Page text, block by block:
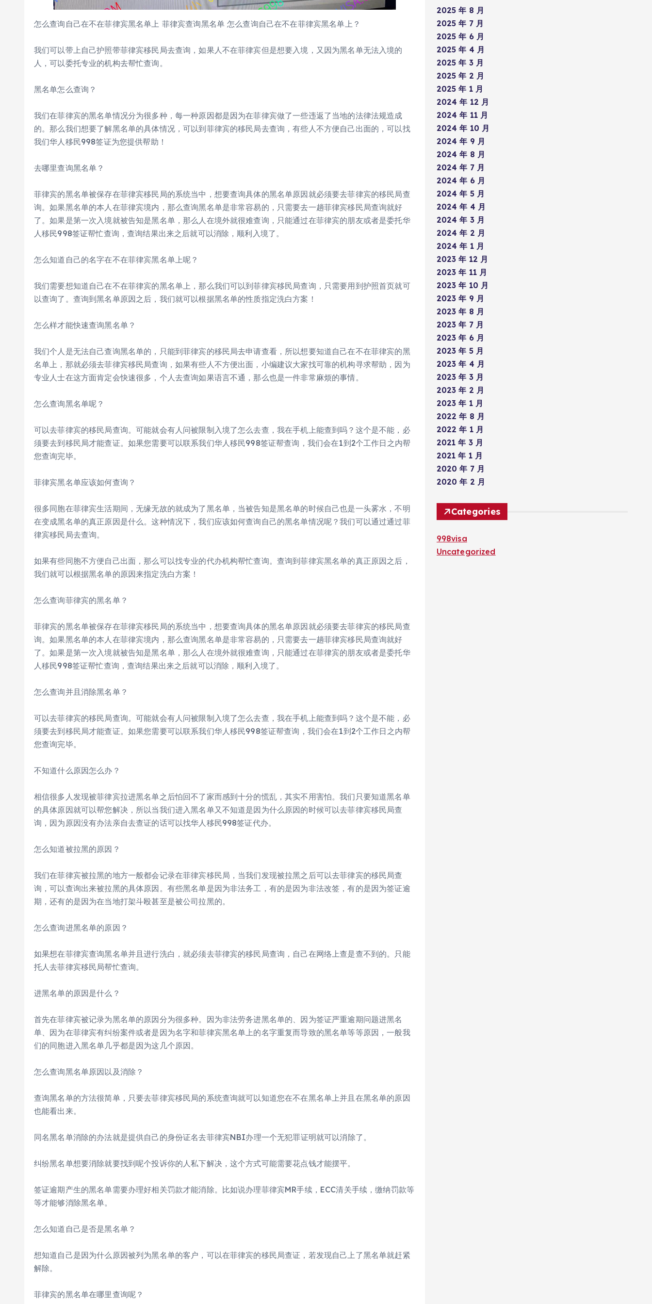
怎么查询自己在不在菲律宾黑名单上 菲律宾查询黑名单 怎么查询自己在不在菲律宾黑名单上？
我们可以带上自己护照带菲律宾移民局去查询，如果人不在菲律宾但是想要入境，又因为黑名单无法入境的
人，可以委托专业的机构去帮忙查询。
黑名单怎么查询？
我们在菲律宾的黑名单情况分为很多种，每一种原因都是因为在菲律宾做了一些违返了当地的法律法规造成
的。那么我们想要了解黑名单的具体情况，可以到菲律宾的移民局去查询，有些人不方便自己出面的，可以找
我们华人移民998签证为您提供帮助！
去哪里查询黑名单？
菲律宾的黑名单被保存在菲律宾移民局的系统当中，想要查询具体的黑名单原因就必须要去菲律宾的移民局查
询。如果黑名单的本人在菲律宾境内，那么查询黑名单是非常容易的，只需要去一趟菲律宾移民局查询就好
了。如果是第一次入境就被告知是黑名单，那么人在境外就很难查询，只能通过在菲律宾的朋友或者是委托华
人移民998签证帮忙查询，查询结果出来之后就可以消除，顺利入境了。
怎么知道自己的名字在不在菲律宾黑名单上呢？
我们需要想知道自己在不在菲律宾的黑名单上，那么我们可以到菲律宾移民局查询，只需要用到护照首页就可
以查询了。查询到黑名单原因之后，我们就可以根据黑名单的性质指定洗白方案！
怎么样才能快速查询黑名单？
我们个人是无法自己查询黑名单的，只能到菲律宾的移民局去申请查看，所以想要知道自己在不在菲律宾的黑
名单上，那就必须去菲律宾移民局查询，如果有些人不方便出面，小编建议大家找可靠的机构寻求帮助，因为
专业人士在这方面肯定会快速很多，个人去查询如果语言不通，那么也是一件非常麻烦的事情。
怎么查询黑名单呢？
可以去菲律宾的移民局查询。可能就会有人问被限制入境了怎么去查，我在手机上能查到吗？这个是不能，必
须要去到移民局才能查证。如果您需要可以联系我们华人移民998签证帮查询，我们会在1到2个工作日之内帮
您查询完毕。
菲律宾黑名单应该如何查询？
很多同胞在菲律宾生活期间，无缘无故的就成为了黑名单，当被告知是黑名单的时候自己也是一头雾水，不明
在变成黑名单的真正原因是什么。这种情况下，我们应该如何查询自己的黑名单情况呢？我们可以通过通过菲
律宾移民局去查询。
如果有些同胞不方便自己出面，那么可以找专业的代办机构帮忙查询。查询到菲律宾黑名单的真正原因之后，
我们就可以根据黑名单的原因来指定洗白方案！
怎么查询菲律宾的黑名单？
菲律宾的黑名单被保存在菲律宾移民局的系统当中，想要查询具体的黑名单原因就必须要去菲律宾的移民局查
询。如果黑名单的本人在菲律宾境内，那么查询黑名单是非常容易的，只需要去一趟菲律宾移民局查询就好
了。如果是第一次入境就被告知是黑名单，那么人在境外就很难查询，只能通过在菲律宾的朋友或者是委托华
人移民998签证帮忙查询，查询结果出来之后就可以消除，顺利入境了。
怎么查询并且消除黑名单？
可以去菲律宾的移民局查询。可能就会有人问被限制入境了怎么去查，我在手机上能查到吗？这个是不能，必
须要去到移民局才能查证。如果您需要可以联系我们华人移民998签证帮查询，我们会在1到2个工作日之内帮
您查询完毕。
不知道什么原因怎么办？
相信很多人发现被菲律宾拉进黑名单之后怕回不了家而感到十分的慌乱，其实不用害怕。我们只要知道黑名单
的具体原因就可以帮您解决，所以当我们进入黑名单又不知道是因为什么原因的时候可以去菲律宾移民局查
询，因为原因没有办法亲自去查证的话可以找华人移民998签证代办。
怎么知道被拉黑的原因？
我们在菲律宾被拉黑的地方一般都会记录在菲律宾移民局，当我们发现被拉黑之后可以去菲律宾的移民局查
询，可以查询出来被拉黑的具体原因。有些黑名单是因为非法务工，有的是因为非法改签，有的是因为签证逾
期，还有的是因为在当地打架斗殴甚至是被公司拉黑的。
怎么查询进黑名单的原因？
如果想在菲律宾查询黑名单并且进行洗白，就必须去菲律宾的移民局查询，自己在网络上查是查不到的。只能
托人去菲律宾移民局帮忙查询。
进黑名单的原因是什么？
首先在菲律宾被记录为黑名单的原因分为很多种。因为非法劳务进黑名单的、因为签证严重逾期问题进黑名
单、因为在菲律宾有纠纷案件或者是因为名字和菲律宾黑名单上的名字重复而导致的黑名单等等原因，一般我
们的同胞进入黑名单几乎都是因为这几个原因。
怎么查询黑名单原因以及消除？
查询黑名单的方法很简单，只要去菲律宾移民局的系统查询就可以知道您在不在黑名单上并且在黑名单的原因
也能看出来。
同名黑名单消除的办法就是提供自己的身份证名去菲律宾NBI办理一个无犯罪证明就可以消除了。
纠纷黑名单想要消除就要找到呢个投诉你的人私下解决，这个方式可能需要花点钱才能摆平。
签证逾期产生的黑名单需要办理好相关罚款才能消除。比如说办理菲律宾MR手续，ECC清关手续，缴纳罚款等
等才能够消除黑名单。
怎么知道自己是否是黑名单？
想知道自己是因为什么原因被列为黑名单的客户，可以在菲律宾的移民局查证，若发现自己上了黑名单就赶紧
解除。
菲律宾的黑名单在哪里查询呢？
2025 年 8 月
2025 年 7 月
2025 年 6 月
2025 年 4 月
2025 年 3 月
2025 年 2 月
2025 年 1 月
2024 年 12 月
2024 年 11 月
2024 年 10 月
2024 年 9 月
2024 年 8 月
2024 年 7 月
2024 年 6 月
2024 年 5 月
2024 年 4 月
2024 年 3 月
2024 年 2 月
2024 年 1 月
2023 年 12 月
2023 年 11 月
2023 年 10 月
2023 年 9 月
2023 年 8 月
2023 年 7 月
2023 年 6 月
2023 年 5 月
2023 年 4 月
2023 年 3 月
2023 年 2 月
2023 年 1 月
2022 年 8 月
2022 年 1 月
2021 年 3 月
2021 年 1 月
2020 年 7 月
2020 年 2 月
Categories
998visa
Uncategorized